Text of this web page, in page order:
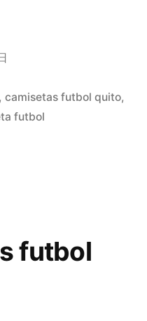
camisetas futbol quito,
futbol
futbol